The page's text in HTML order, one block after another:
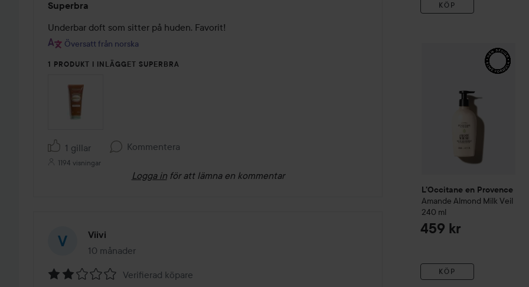
5
av
5
Superbra
Underbar doft som sitter på huden. Favorit!
Översatt från norska
1 PRODUKT I INLÄGGET SUPERBRA
1 gillar Kommentera
1194 visningar
Logga in för att lämna en kommentar
Viivi
10 månader
Inlägget skapades 10 månader
Verifierad köpare
KÖP
L'Occitane en Provence
Amande Almond Milk Veil
240 ml
459 kr
KÖP
L'Occitane en Provence